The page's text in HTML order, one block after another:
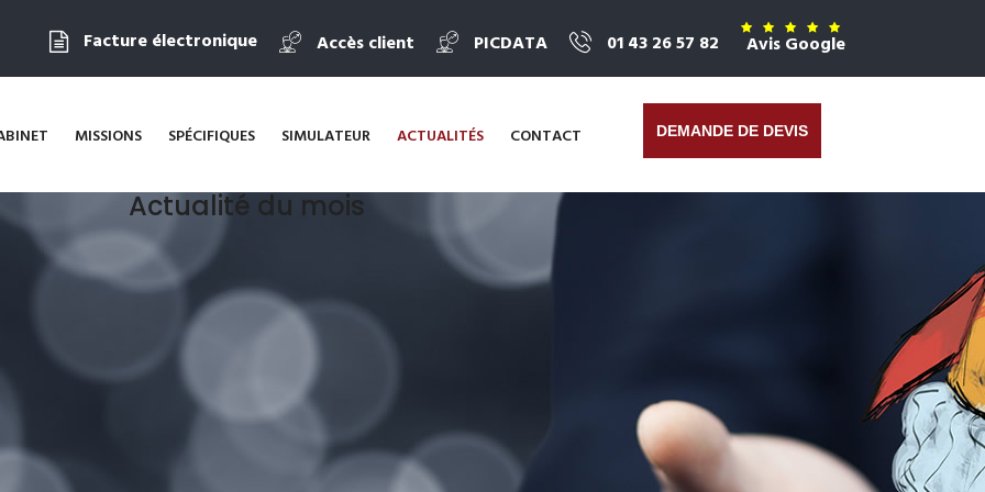
Facture électronique Accès client PICDATA 01 43 26 57 82 Avis Google
MISSIONS SPÉCIFIQUES SIMULATEUR ACTUALITÉS CONTACT DEMANDE DE DEVIS
Actualité du mois